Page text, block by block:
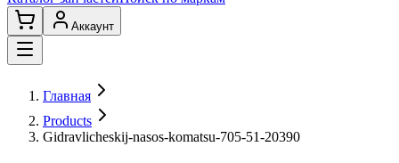
Аккаунт
Главная
Products
Gidravlicheskij-nasos-komatsu-705-51-20390